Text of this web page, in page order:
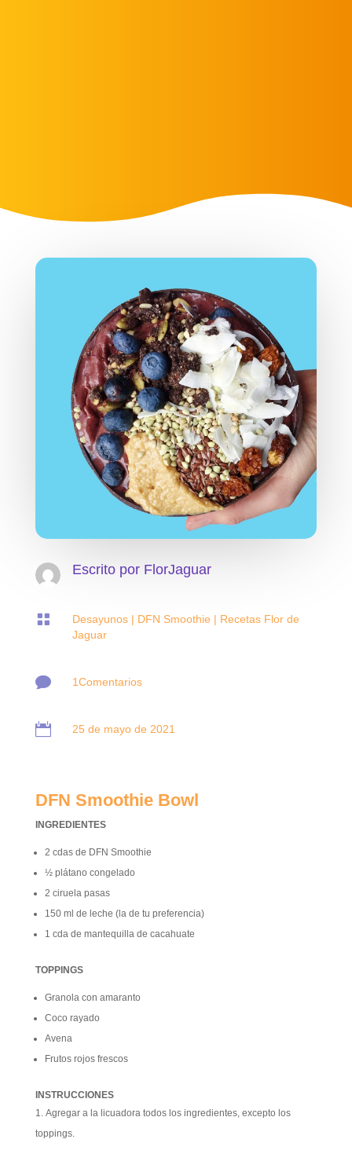
Escrito por FlorJaguar
 Desayunos| DFN Smoothie | Recetas Flor de
Jaguar
 1Comentarios
 25 de mayo de 2021
DFN Smoothie Bowl
INGREDIENTES
2 cdas de DFN Smoothie
½ plátano congelado
2 ciruela pasas
150 ml de leche (la de tu preferencia)
1 cda de mantequilla de cacahuate
TOPPINGS
Granola con amaranto
Coco rayado
Avena
Frutos rojos frescos
INSTRUCCIONES
Agregar a la licuadora todos los ingredientes, excepto los
toppings.